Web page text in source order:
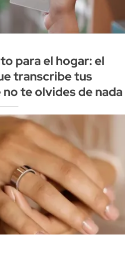
para el hogar: el
transcribe tus
te olvides de nada